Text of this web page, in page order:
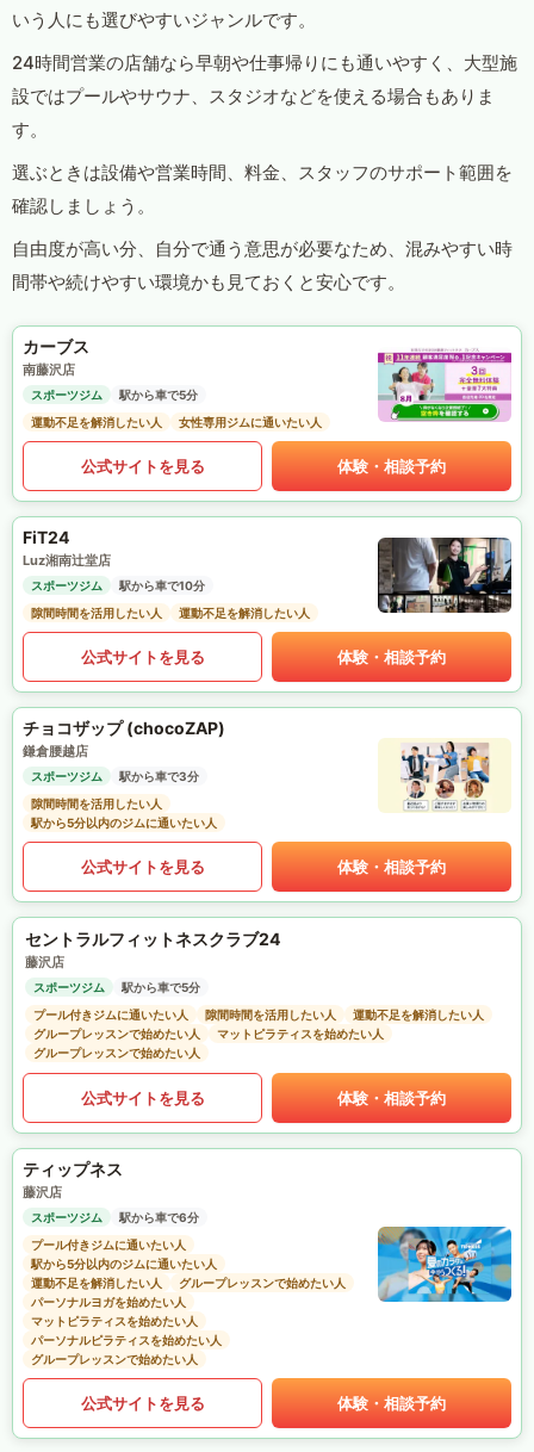
いう人にも選びやすいジャンルです。
24時間営業の店舗なら早朝や仕事帰りにも通いやすく、大型施
設ではプールやサウナ、スタジオなどを使える場合もありま
す。
選ぶときは設備や営業時間、料金、スタッフのサポート範囲を
確認しましょう。
自由度が高い分、自分で通う意思が必要なため、混みやすい時
間帯や続けやすい環境かも見ておくと安心です。
カーブス
南藤沢店
スポーツジム
駅から車で5分
運動不足を解消したい人
女性専用ジムに通いたい人
公式サイトを見る 体験・相談予約
FiT24
Luz湘南辻堂店
スポーツジム
駅から車で10分
隙間時間を活用したい人
運動不足を解消したい人
公式サイトを見る 体験・相談予約
チョコザップ (chocoZAP)
鎌倉腰越店
スポーツジム
駅から車で3分
隙間時間を活用したい人
駅から5分以内のジムに通いたい人
公式サイトを見る 体験・相談予約
セントラルフィットネスクラブ24
藤沢店
スポーツジム
駅から車で5分
プール付きジムに通いたい人
隙間時間を活用したい人
運動不足を解消したい人
グループレッスンで始めたい人
マットピラティスを始めたい人
グループレッスンで始めたい人
公式サイトを見る 体験・相談予約
ティップネス
藤沢店
スポーツジム
駅から車で6分
プール付きジムに通いたい人
駅から5分以内のジムに通いたい人
運動不足を解消したい人
グループレッスンで始めたい人
パーソナルヨガを始めたい人
マットピラティスを始めたい人
パーソナルピラティスを始めたい人
グループレッスンで始めたい人
公式サイトを見る 体験・相談予約